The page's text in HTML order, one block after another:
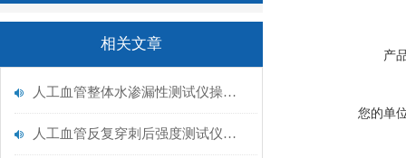
相关文章
人工血管整体水渗漏性测试仪操作中最容易出错的步骤
人工血管反复穿刺后强度测试仪是什么？透析患者的“生命管“质量靠它把关！
产
您的单